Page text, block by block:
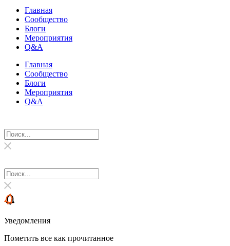
Главная
Сообщество
Блоги
Мероприятия
Q&A
Главная
Сообщество
Блоги
Мероприятия
Q&A
Уведомления
Пометить все как прочитанное